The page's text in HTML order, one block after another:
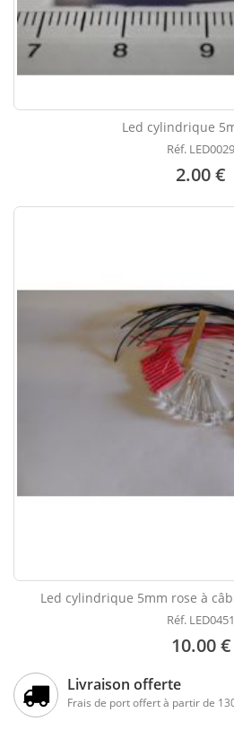
Led cylindrique
Réf. LED0029
2.00 €
Led cylindrique 5mm rose à
Réf. LED0451
10.00 €
Livraison offerte
Frais de port offert à partir de